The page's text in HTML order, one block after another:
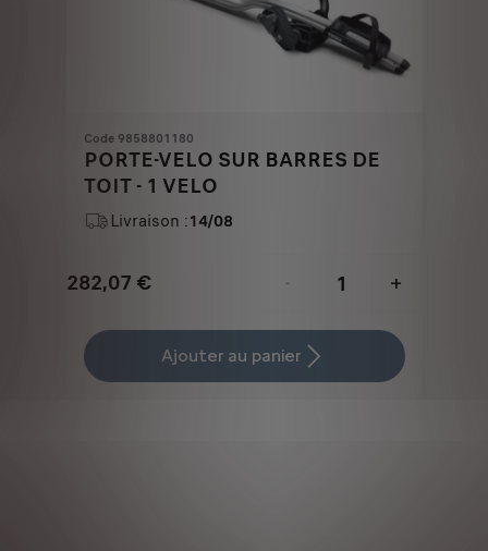
Code 9858801180
PORTE-VELO SUR BARRES DE
TOIT - 1 VELO
Livraison :14/08
282,07 €
Price
282,07
-
+
Quantity
updated
Ajouter au panier